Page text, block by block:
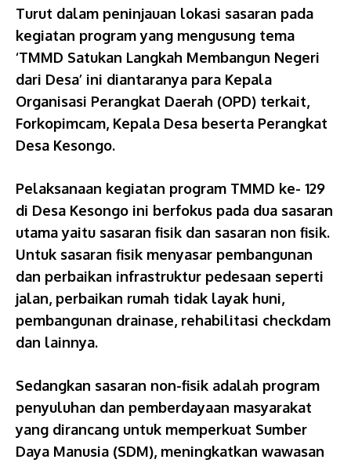
Turut dalam peninjauan lokasi sasaran pada
kegiatan program yang mengusung tema
‘TMMD Satukan Langkah Membangun Negeri
dari Desa’ ini diantaranya para Kepala
Organisasi Perangkat Daerah (OPD) terkait,
Forkopimcam, Kepala Desa beserta Perangkat
Desa Kesongo.
Pelaksanaan kegiatan program TMMD ke- 129
di Desa Kesongo ini berfokus pada dua sasaran
utama yaitu sasaran fisik dan sasaran non fisik.
Untuk sasaran fisik menyasar pembangunan
dan perbaikan infrastruktur pedesaan seperti
jalan, perbaikan rumah tidak layak huni,
pembangunan drainase, rehabilitasi checkdam
dan lainnya.
Sedangkan sasaran non-fisik adalah program
penyuluhan dan pemberdayaan masyarakat
yang dirancang untuk memperkuat Sumber
Daya Manusia (SDM), meningkatkan wawasan